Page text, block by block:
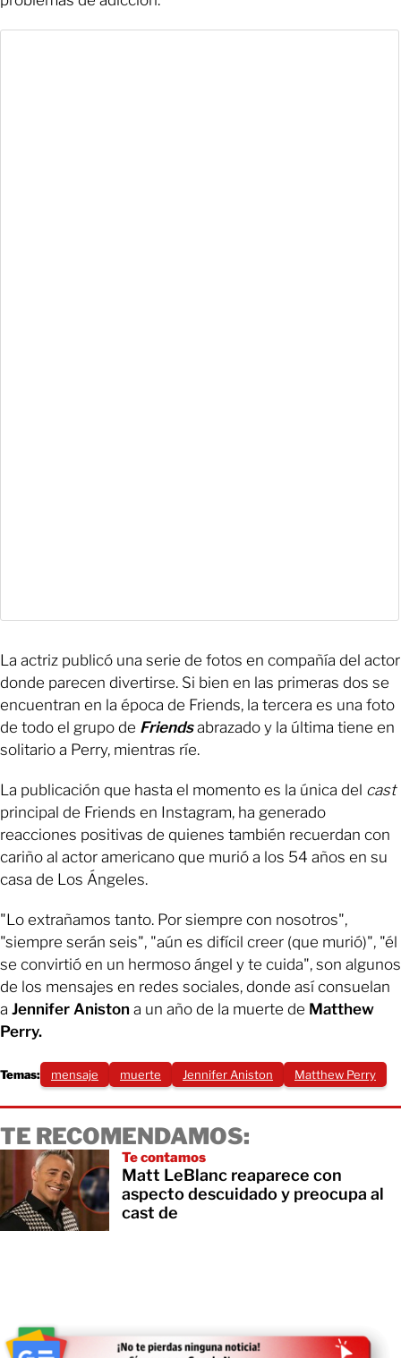
La actriz publicó una serie de fotos en compañía del actor
donde parecen divertirse. Si bien en las primeras dos se
encuentran en la época de Friends, la tercera es una foto
de todo el grupo de Friendsabrazado y la última tiene en
solitario a Perry, mientras ríe.
La publicación que hasta el momento es la única del cast
principal de Friends en Instagram, ha generado
reacciones positivas de quienes también recuerdan con
cariño al actor americano que murió a los 54 años en su
casa de Los Ángeles.
"Lo extrañamos tanto. Por siempre con nosotros",
"siempre serán seis", "aún es difícil creer (que murió)", "él
se convirtió en un hermoso ángel y te cuida", son algunos
de los mensajes en redes sociales, donde así consuelan
a Jennifer Aniston a un año de la muerte de Matthew
Perry.
Temas: mensaje muerte Jennifer Aniston Matthew Perry
TE RECOMENDAMOS:
Te contamos
Matt LeBlanc reaparece con
aspecto descuidado y preocupa al
cast de